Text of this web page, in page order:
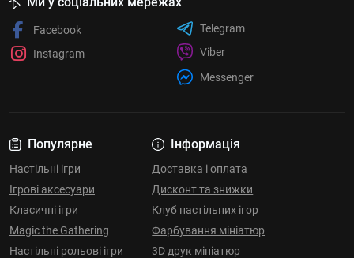
Популярне
Настільні ігри
Ігрові аксесуари
Класичні ігри
Magic the Gathering
Настільні рольові ігри
Інформація
Доставка і оплата
Дисконт та знижки
Клуб настільних ігор
Фарбування мініатюр
3D друк мініатюр
Facebook
Instagram
Telegram
Viber
Messenger